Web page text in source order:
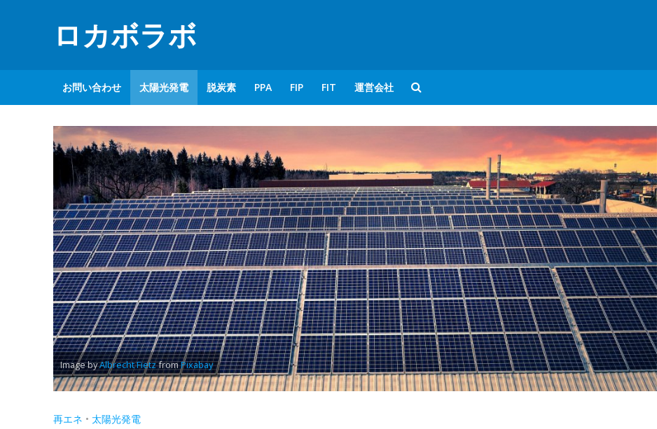
ロカボラボ
お問い合わせ 太陽光発電 脱炭素 PPA FIP FIT 運営会社
Image byAlbrecht FietzfromPixabay
再エネ • 太陽光発電